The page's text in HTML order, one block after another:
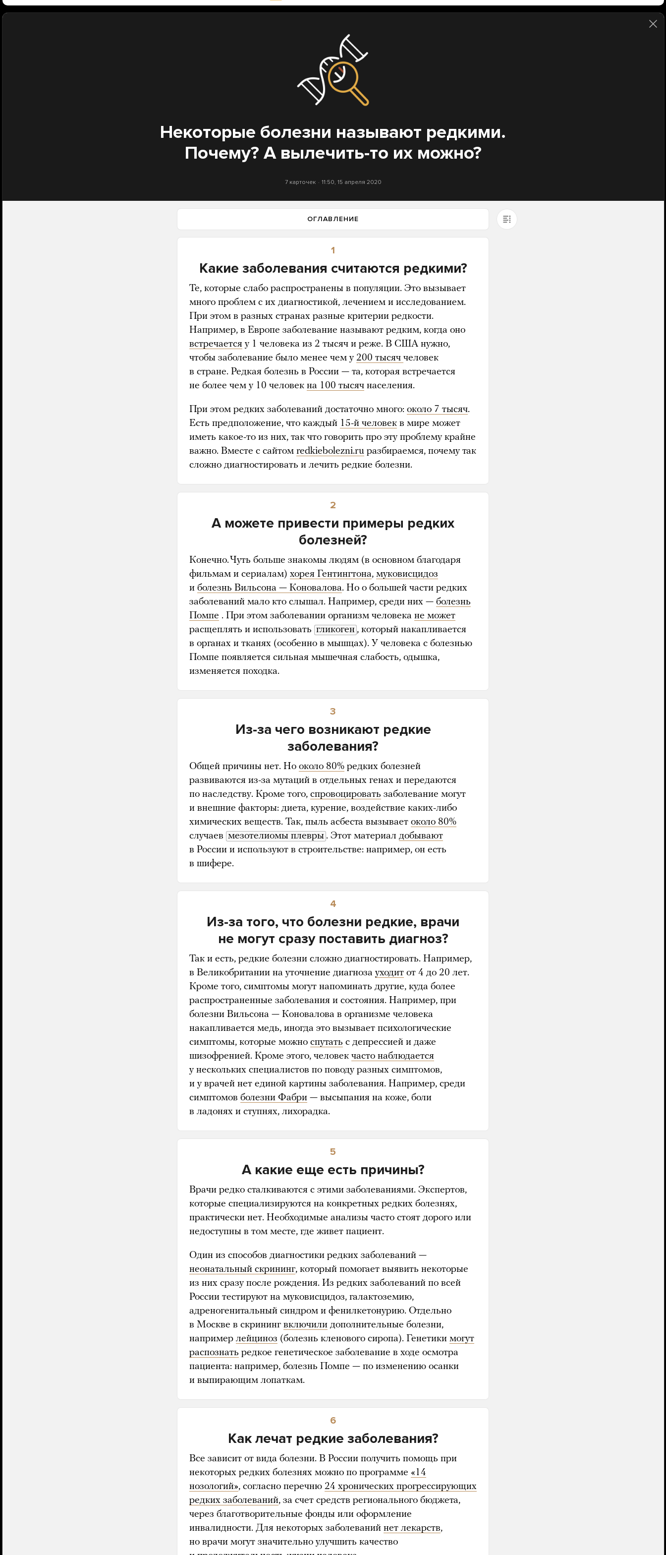
Некоторые болезни называют редкими.
Почему? А вылечить-то их можно?
7 карточек 11:50, 15 апреля 2020
ОГЛАВЛЕНИЕ
1
Какие заболевания считаются редкими?
Те, которые слабо распространены в популяции. Это вызывает
много проблем с их диагностикой, лечением и исследованием.
При этом в разных странах разные критерии редкости.
Например, в Европе заболевание называют редким, когда оно
встречается у 1 человека из 2 тысяч и реже. В США нужно,
чтобы заболевание было менее чем у 200 тысяч человек
в стране. Редкая болезнь в России — та, которая встречается
не более чем у 10 человек на 100 тысяч населения.
При этом редких заболеваний достаточно много: около 7 тысяч.
Есть предположение, что каждый 15-й человек в мире может
иметь какое-то из них, так что говорить про эту проблему крайне
важно. Вместе с сайтом redkiebolezni.ru разбираемся, почему так
сложно диагностировать и лечить редкие болезни.
2
А можете привести примеры редких
болезней?
Конечно. Чуть больше знакомы людям (в основном благодаря
фильмам и сериалам) хорея Гентингтона, муковисцидоз
и болезнь Вильсона — Коновалова. Но о большей части редких
заболеваний мало кто слышал. Например, среди них — болезнь
Помпе . При этом заболевании организм человека не может
расщеплять и использовать гликоген , который накапливается
в органах и тканях (особенно в мышцах). У человека с болезнью
Помпе появляется сильная мышечная слабость, одышка,
изменяется походка.
3
Из-за чего возникают редкие
заболевания?
Общей причины нет. Но около 80% редких болезней
развиваются из-за мутаций в отдельных генах и передаются
по наследству. Кроме того, спровоцировать заболевание могут
и внешние факторы: диета, курение, воздействие каких-либо
химических веществ. Так, пыль асбеста вызывает около 80%
случаев мезотелиомы плевры . Этот материал добывают
в России и используют в строительстве: например, он есть
в шифере.
4
Из-за того, что болезни редкие, врачи
не могут сразу поставить диагноз?
Так и есть, редкие болезни сложно диагностировать. Например,
в Великобритании на уточнение диагноза уходит от 4 до 20 лет.
Кроме того, симптомы могут напоминать другие, куда более
распространенные заболевания и состояния. Например, при
болезни Вильсона — Коновалова в организме человека
накапливается медь, иногда это вызывает психологические
симптомы, которые можно спутать с депрессией и даже
шизофренией. Кроме этого, человек часто наблюдается
у нескольких специалистов по поводу разных симптомов,
и у врачей нет единой картины заболевания. Например, среди
симптомов болезни Фабри — высыпания на коже, боли
в ладонях и ступнях, лихорадка.
5
А какие еще есть причины?
Врачи редко сталкиваются с этими заболеваниями. Экспертов,
которые специализируются на конкретных редких болезнях,
практически нет. Необходимые анализы часто стоят дорого или
недоступны в том месте, где живет пациент.
Один из способов диагностики редких заболеваний —
неонатальный скрининг, который помогает выявить некоторые
из них сразу после рождения. Из редких заболеваний по всей
России тестируют на муковисцидоз, галактоземию,
адреногенитальный синдром и фенилкетонурию. Отдельно
в Москве в скрининг включили дополнительные болезни,
например лейциноз (болезнь кленового сиропа). Генетики могут
распознать редкое генетическое заболевание в ходе осмотра
пациента: например, болезнь Помпе — по изменению осанки
и выпирающим лопаткам.
6
Как лечат редкие заболевания?
Все зависит от вида болезни. В России получить помощь при
некоторых редких болезнях можно по программе «14
нозологий», согласно перечню 24 хронических прогрессирующих
редких заболеваний, за счет средств регионального бюджета,
через благотворительные фонды или оформление
инвалидности. Для некоторых заболеваний нет лекарств,
но врачи могут значительно улучшить качество